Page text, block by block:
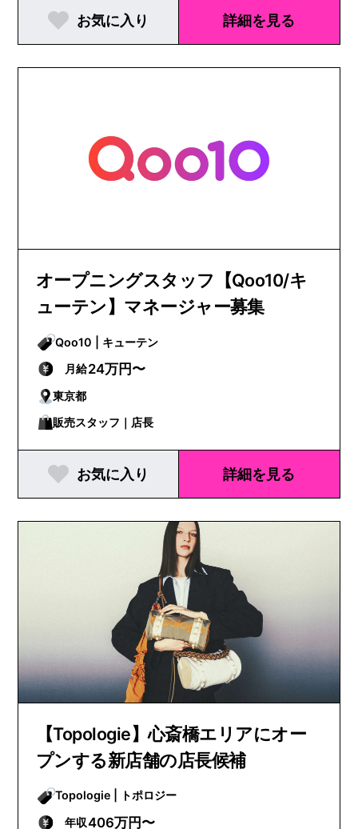
お気に入り 詳細を見る
オープニングスタッフ【Qoo10/キ
ューテン】マネージャー募集
Qoo10 | キューテン
月給24万円〜
東京都
販売スタッフ｜店長
お気に入り 詳細を見る
【Topologie】心斎橋エリアにオー
プンする新店舗の店長候補
Topologie | トポロジー
年収406万円〜